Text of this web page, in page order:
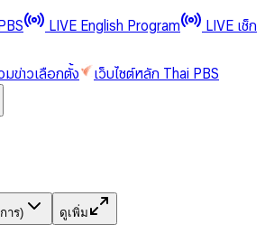
LIVE English Program
LIVE เช็ก
มข่าวเลือกตั้ง
เว็บไซต์หลัก Thai PBS
าร) ดูเพิ่ม